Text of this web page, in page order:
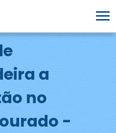
a
no
-